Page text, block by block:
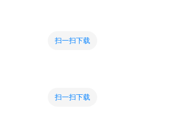
扫一扫下载
扫一扫下载